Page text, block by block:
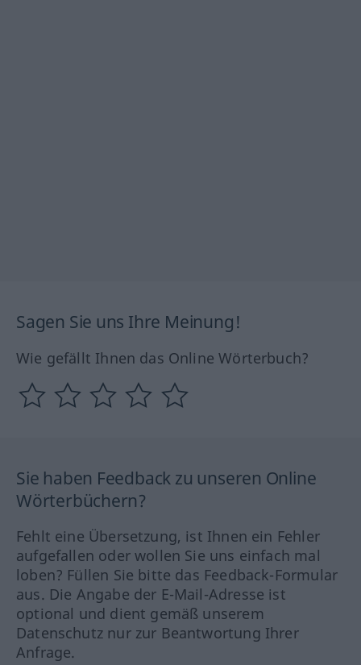
Sagen Sie uns Ihre Meinung!
Wie gefällt Ihnen das Online Wörterbuch?
Sie haben Feedback zu unseren Online
Wörterbüchern?
Fehlt eine Übersetzung, ist Ihnen ein Fehler
aufgefallen oder wollen Sie uns einfach mal
loben? Füllen Sie bitte das Feedback-Formular
aus. Die Angabe der E-Mail-Adresse ist
optional und dient gemäß unserem
Datenschutz nur zur Beantwortung Ihrer
Anfrage.